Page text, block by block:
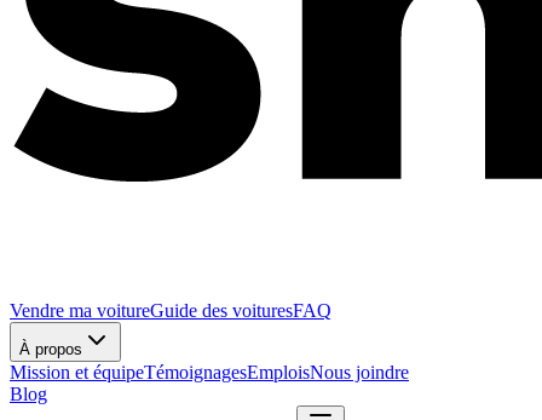
Vendre ma voitureGuide des voituresFAQ
À propos
Mission et équipeTémoignagesEmploisNous joindre
Blog